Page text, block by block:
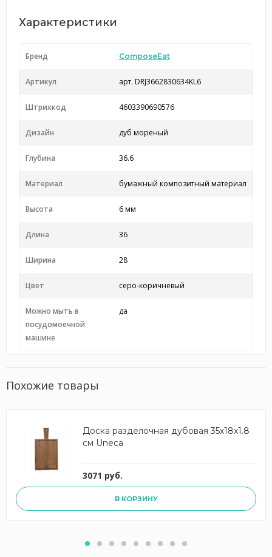
Характеристики
Бренд ComposeEat
Артикул арт. DRJ3662830634KL6
Штрихкод 4603390690576
Дизайн дуб мореный
Глубина 36.6
Материал бумажный композитный материал
Высота 6 мм
Длина 36
Ширина 28
Цвет серо-коричневый
Можно мыть в
посудомоечной
машине
да
Похожие товары
Доска разделочная дубовая 35х18х1.8
см Uneca
3071 руб.
В КОРЗИНУ